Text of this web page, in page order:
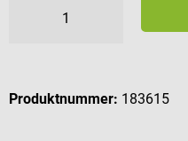
Produktnummer: 183615